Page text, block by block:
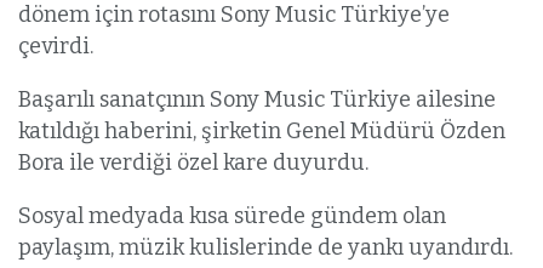
dönem için rotasını Sony Music Türkiye’ye
çevirdi.
Başarılı sanatçının Sony Music Türkiye ailesine
katıldığı haberini, şirketin Genel Müdürü Özden
Bora ile verdiği özel kare duyurdu.
Sosyal medyada kısa sürede gündem olan
paylaşım, müzik kulislerinde de yankı uyandırdı.